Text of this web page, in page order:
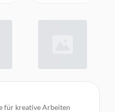
für kreative Arbeiten